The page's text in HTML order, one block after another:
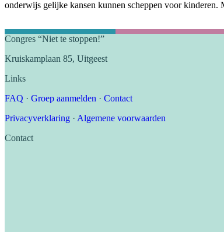
onderwijs gelijke kansen kunnen scheppen voor
Congres “Niet te stoppen!”
Kruiskamplaan 85, Uitgeest
Links
FAQ · Groep aanmelden · Contact
Privacyverklaring · Algemene voorwaarden
Contact